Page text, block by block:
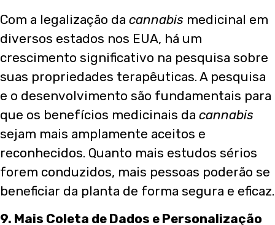
Com a legalização da cannabis medicinal em
diversos estados nos EUA, há um
crescimento significativo na pesquisa sobre
suas propriedades terapêuticas. A pesquisa
e o desenvolvimento são fundamentais para
que os benefícios medicinais da cannabis
sejam mais amplamente aceitos e
reconhecidos. Quanto mais estudos sérios
forem conduzidos, mais pessoas poderão se
beneficiar da planta de forma segura e eficaz.
9. Mais Coleta de Dados e Personalização